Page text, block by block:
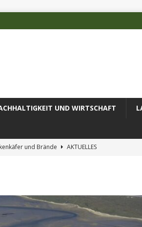
UND WIRTSCHAFT
und Brände
AKTUELLES